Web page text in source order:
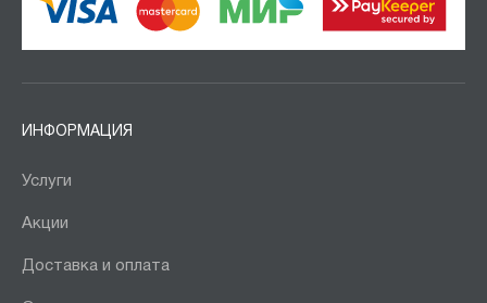
ИНФОРМАЦИЯ
Услуги
Акции
Доставка и оплата